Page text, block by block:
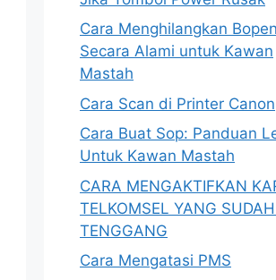
Cara Menghilangkan
Secara Alami untuk Kawan
Mastah
Cara Scan di Printer Canon
Cara Buat Sop: Panduan
Untuk Kawan Mastah
CARA MENGAKTIFKAN
TELKOMSEL YANG
TENGGANG
Cara Mengatasi PMS